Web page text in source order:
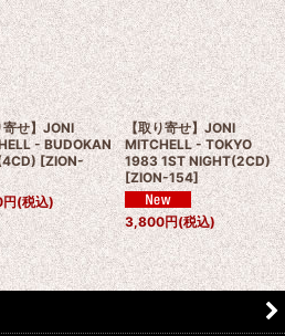
寄せ】JONI
- BUDOKAN
[ZION-
円(税込)
【取り寄せ】JONI
MITCHELL - TOKYO
1983 1ST NIGHT(2CD)
[ZION-154]
3,800円(税込)